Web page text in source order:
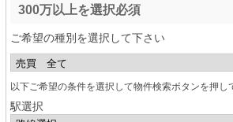
300万以上を選択必須
ご希望の種別を選択して下さい
以下ご希望の条件を選択して物件検索ボタンを押し
駅選択